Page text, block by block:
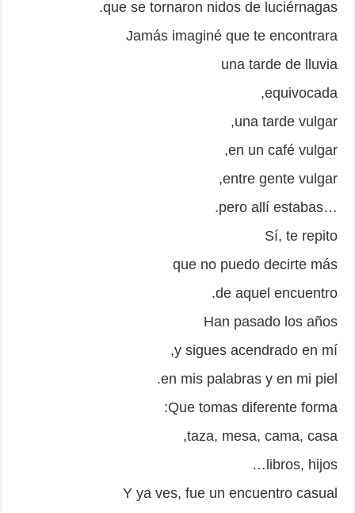
que se tornaron nidos de luciérnagas.
Jamás imaginé que te encontrara
una tarde de lluvia
equivocada,
una tarde vulgar,
en un café vulgar,
entre gente vulgar,
…pero allí estabas.
Sí, te repito
que no puedo decirte más
de aquel encuentro.
Han pasado los años
y sigues acendrado en mí,
en mis palabras y en mi piel.
Que tomas diferente forma:
taza, mesa, cama, casa,
libros, hijos…
Y ya ves, fue un encuentro casual